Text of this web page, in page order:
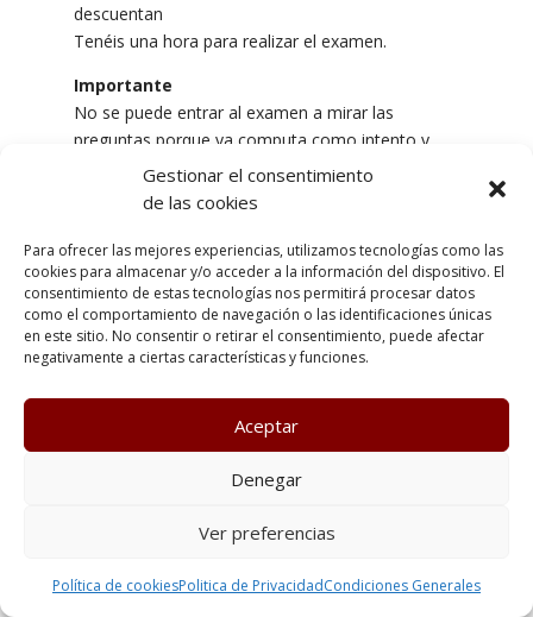
Gestionar el consentimiento
de las cookies
Para ofrecer las mejores experiencias, utilizamos tecnologías como las
cookies para almacenar y/o acceder a la información del dispositivo. El
consentimiento de estas tecnologías nos permitirá procesar datos
como el comportamiento de navegación o las identificaciones únicas
en este sitio. No consentir o retirar el consentimiento, puede afectar
negativamente a ciertas características y funciones.
Aceptar
Denegar
Ver preferencias
Política de cookiesPolitica de PrivacidadCondiciones Generales
descuentan
Tenéis una hora para realizar el examen.
Importante
No se puede entrar al examen a mirar las
preguntas porque ya computa como intento y
será la nota que obtengáis.Sólo hay un intento.
Arriba del examen hay un reloj que marca lo que
resultados.